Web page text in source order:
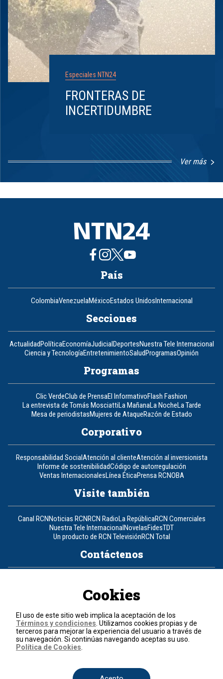
Especiales NTN24
FRONTERAS DE
INCERTIDUMBRE
Ver más
8
País
ColombiaVenezuelaMéxicoEstados UnidosInternacional
Secciones
ActualidadPolíticaEconomíaJudicialDeportesNuestra Tele Internacional
Ciencia y TecnologíaEntretenimientoSaludProgramasOpinión
Programas
Clic VerdeClub de PrensaEl InformativoFlash Fashion
La entrevista de Tomás MosciattiLa MañanaLa NocheLa Tarde
Mesa de periodistasMujeres de AtaqueRazón de Estado
Corporativo
Responsabilidad SocialAtención al clienteAtención al inversionista
Informe de sostenibilidadCódigo de autorregulación
Ventas InternacionalesLínea ÉticaPrensa RCNOBA
Visite también
Canal RCNNoticias RCNRCN RadioLa RepúblicaRCN Comerciales
Nuestra Tele InternacionalNovelasFidesTDT
Un producto de RCN TelevisiónRCN Total
Contáctenos
Política de cookies
Términos y condiciones
© 2026, RCN Medios.
Todos los derechos reservados.
Cookies
El uso de este sitio web implica la aceptación de los
Términos y condiciones . Utilizamos cookies propias y de
terceros para mejorar la experiencia del usuario a través de
su navegación. Si continúas navegando aceptas su uso.
Política de Cookies